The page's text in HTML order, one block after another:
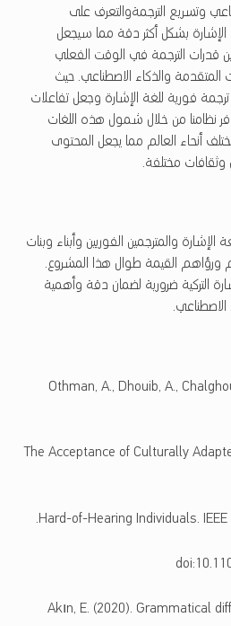
وتسريع الترجمةوالتعرف على
الإشارة بشكل أكثر دقة مما سيجعل
قدرات الترجمة في الوقت الفعلي
المتقدمة والذكاء الاصطناعي. حيث
ترجمة فورية للغة الإشارة وجعل تفاعلات
نظامنا من خلال شمول هذه اللغات
أنحاء العالم مما يجعل المحتوى
مختلفة.
الإشارة والمترجمين الفوريين وأبناء وبنات
ورؤاهم القيمة طوال هذا المشروع.
التركية ضرورية لضمان دقة وأهمية
الاصطناعي.
Othman, A., Dhouib, A.,
(2024). The Acceptance of Culturally
Hard-of-Hearing Individuals.
Akın, E. (2020). Grammatical